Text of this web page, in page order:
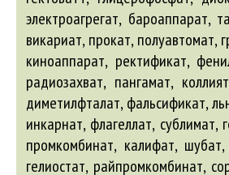
электроагрегат, бароаппарат,
викариат, прокат, полуавтомат,
киноаппарат, ректификат,
радиозахват, пангамат,
диметилфталат, фальсификат,
инкарнат, флагеллат,
промкомбинат, калифат,
гелиостат, райпромкомбинат,